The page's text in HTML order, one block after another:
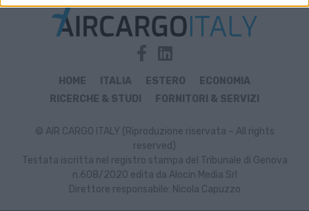
HOME ITALIA ESTERO
ECONOMIA
RICERCHE & STUDI
FORNITORI & SERVIZI
© AIR CARGO ITALY (Riproduzione riservata – All rights
reserved)
Testata iscritta nel registro stampa del Tribunale di Genova
n.608/2020 edita da Alocin Media Srl
Direttore responsabile: Nicola Capuzzo